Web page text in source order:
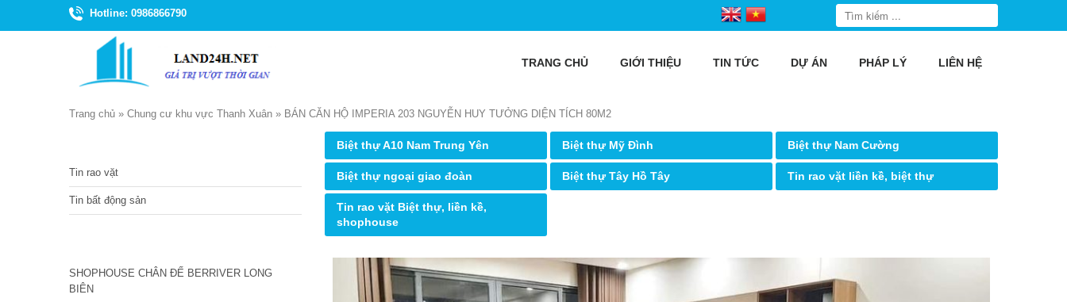
Hotline: 0986866790
TRANG CHỦ GIỚI THIỆU TIN TỨC DỰ ÁN PHÁP LÝ LIÊN HỆ
Trang chủ » Chung cư khu vực Thanh Xuân » BÁN CĂN HỘ IMPERIA 203 NGUYỄN HUY TƯỞNG DIỆN TÍCH 80M2
Biệt thự A10 Nam Trung Yên Biệt thự Mỹ Đình Biệt thự Nam Cường
Biệt thự ngoại giao đoàn Biệt thự Tây Hồ Tây Tin rao vặt liền kề, biệt thự
Tin rao vặt Biệt thự, liền kề,
shophouse
Tin rao vặt
Tin bất động sản
SHOPHOUSE CHÂN ĐẾ BERRIVER LONG
BIÊN